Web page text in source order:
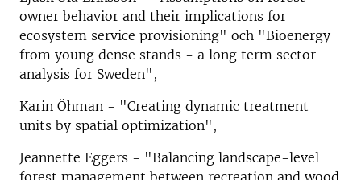
owner behavior and their implications for
ecosystem service provisioning" och "Bioenergy
from young dense stands - a long term sector
analysis for Sweden",
Karin Öhman - "Creating dynamic treatment
units by spatial optimization",
Jeannette Eggers - "Balancing landscape-level
forest management between recreation and wood